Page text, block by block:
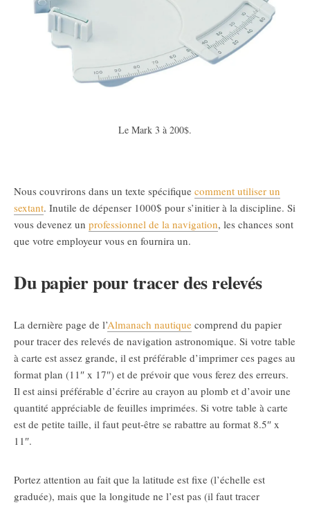
Le Mark 3 à 200$.
Nous couvrirons dans un texte spécifique comment utiliser un
sextant. Inutile de dépenser 1000$ pour s’initier à la discipline. Si
vous devenez un professionnel de la navigation, les chances sont
que votre employeur vous en fournira un.
Du papier pour tracer des relevés
La dernière page de l’Almanach nautique comprend du papier
pour tracer des relevés de navigation astronomique. Si votre table
à carte est assez grande, il est préférable d’imprimer ces pages au
format plan (11″ x 17″) et de prévoir que vous ferez des erreurs.
Il est ainsi préférable d’écrire au crayon au plomb et d’avoir une
quantité appréciable de feuilles imprimées. Si votre table à carte
est de petite taille, il faut peut-être se rabattre au format 8.5″ x
11″.
Portez attention au fait que la latitude est fixe (l’échelle est
graduée), mais que la longitude ne l’est pas (il faut tracer